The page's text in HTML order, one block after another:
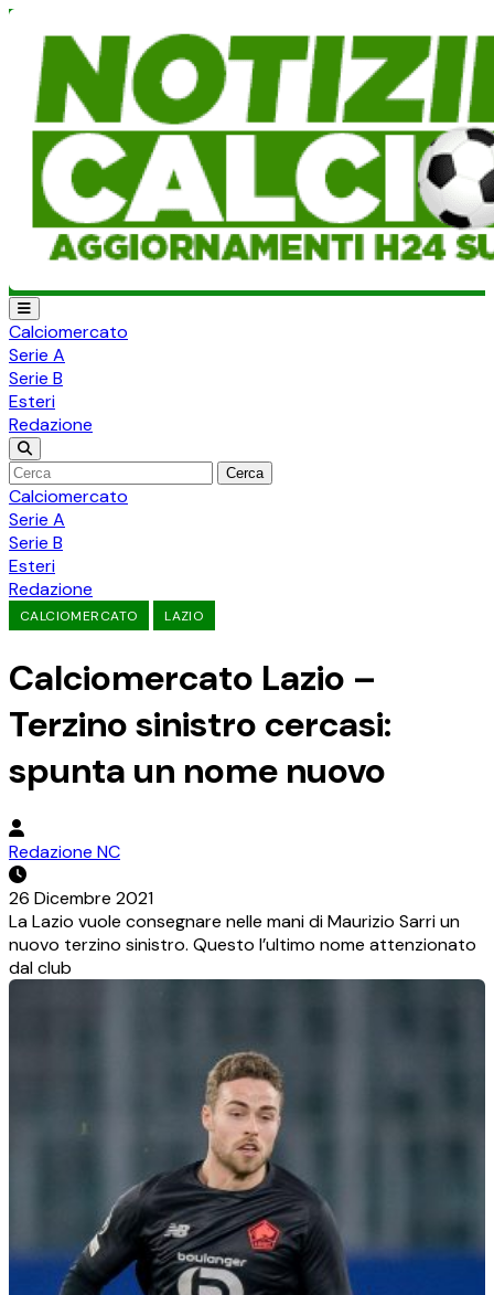
Calciomercato
Serie A
Serie B
Esteri
Redazione
Cerca
Calciomercato
Serie A
Serie B
Esteri
Redazione
CALCIOMERCATO LAZIO
Calciomercato Lazio –
Terzino sinistro cercasi:
spunta un nome nuovo
Redazione NC
26 Dicembre 2021
La Lazio vuole consegnare nelle mani di Maurizio Sarri un
nuovo terzino sinistro. Questo l’ultimo nome attenzionato
dal club